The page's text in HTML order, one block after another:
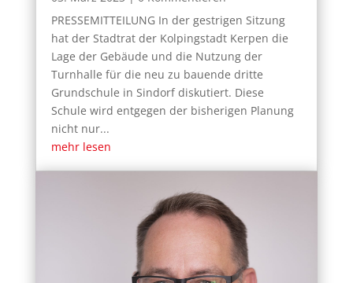
PRESSEMITTEILUNG In der gestrigen Sitzung
hat der Stadtrat der Kolpingstadt Kerpen die
Lage der Gebäude und die Nutzung der
Turnhalle für die neu zu bauende dritte
Grundschule in Sindorf diskutiert. Diese
Schule wird entgegen der bisherigen Planung
nicht nur...
mehr lesen